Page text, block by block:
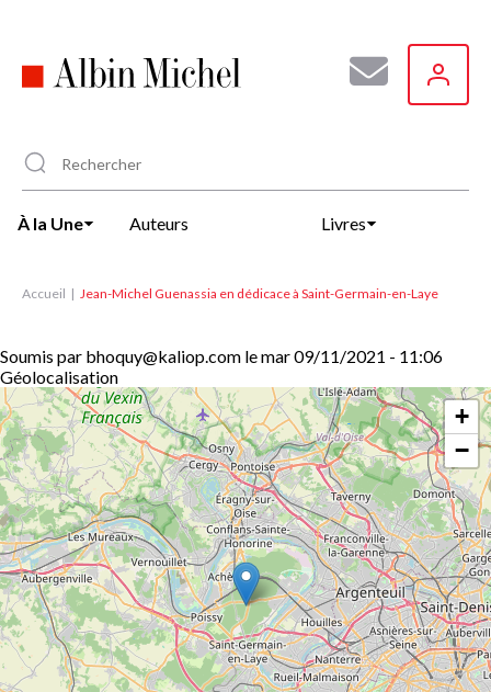
principal
À la Une Auteurs Livres
Accueil Jean-Michel Guenassia en dédicace à Saint-Germain-en-Laye
Soumis par bhoquy@kaliop.com lemar 09/11/2021 - 11:06
Géolocalisation
+
−